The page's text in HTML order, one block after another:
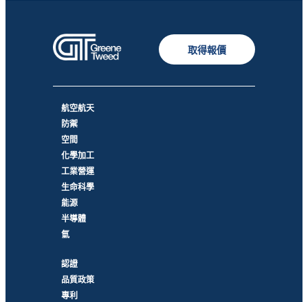
取得報價
航空航天
防禦
空間
化學加工
工業營運
生命科學
能源
半導體
氫
認證
品質政策
專利